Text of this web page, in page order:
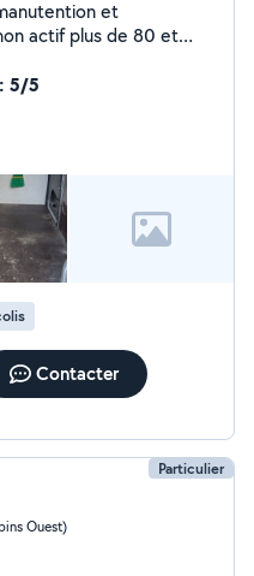
et
actif plus de 80 et
5/5
Contacter
Particulier
Ouest)